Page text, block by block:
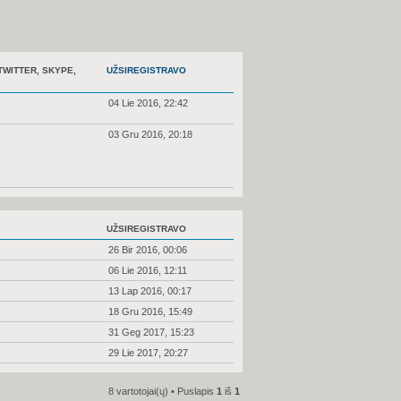
SKYPE,
UŽSIREGISTRAVO
04 Lie 2016, 22:42
03 Gru 2016, 20:18
UŽSIREGISTRAVO
26 Bir 2016, 00:06
06 Lie 2016, 12:11
13 Lap 2016, 00:17
18 Gru 2016, 15:49
31 Geg 2017, 15:23
29 Lie 2017, 20:27
8 vartotojai(ų) • Puslapis 1 iš 1